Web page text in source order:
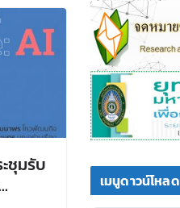
ชุมรับ
เมนูดาวน์โหลด